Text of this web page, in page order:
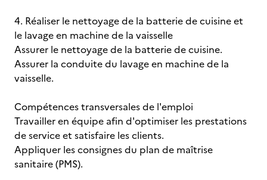
4. Réaliser le nettoyage de la batterie de cuisine et
le lavage en machine de la vaisselle
Assurer le nettoyage de la batterie de cuisine.
Assurer la conduite du lavage en machine de la
vaisselle.
Compétences transversales de l'emploi
Travailler en équipe afin d'optimiser les prestations
de service et satisfaire les clients.
Appliquer les consignes du plan de maîtrise
sanitaire (PMS).